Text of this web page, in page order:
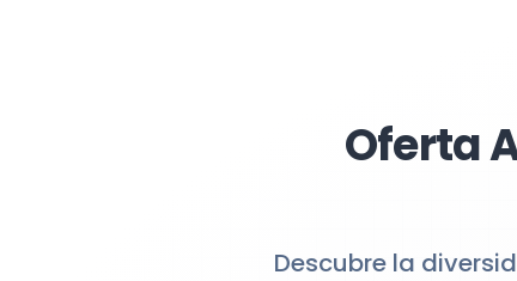
Oferta
Descubre la